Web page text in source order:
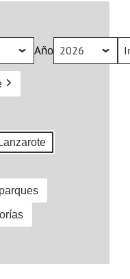
Año